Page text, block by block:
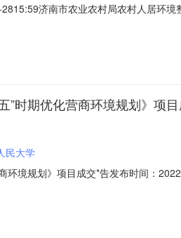
济南市农业农村局农村人居环境
、采购方式：竞争性磋商八、中标情况
”时期优化营商环境规划》项
民大学
境规划》项目成交*告发布时间：
目二、分包名称：无分包委托专业的